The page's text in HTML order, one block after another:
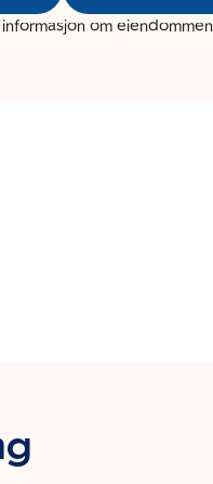
om eiendommen